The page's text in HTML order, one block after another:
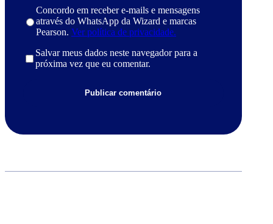
Concordo em receber e-mails e mensagens
através do WhatsApp da Wizard e marcas
Pearson. Ver política de privacidade.
Salvar meus dados neste navegador para a
próxima vez que eu comentar.